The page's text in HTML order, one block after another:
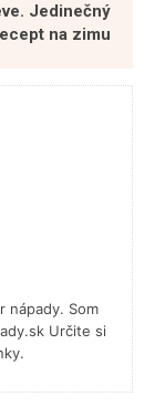
Jedinečný
na zimu
nápady. Som
Určite si